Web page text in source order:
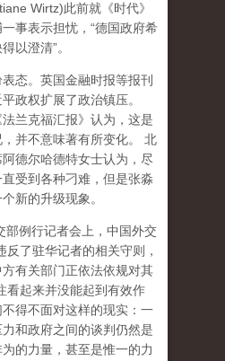
Wirtz)此前就《时代》
事表示担忧，“德国政府希
以澄清”。
态。英国金融时报等报刊
政权扩展了政治镇压。
法兰克福汇报》认为，这是
并不意味著有所变化。 北
德尔哈德特女士认为，尽
受到各种刁难，但是张淼
新的升级现象。
部例行记者会上，中国外交
反了驻华记者的相关守则，
有关部门正依法依规对其
看起来并没能起到有效作
得不面对这样的现实：一
和政府之间的谈判仍然是
的力量，甚至是惟一的力